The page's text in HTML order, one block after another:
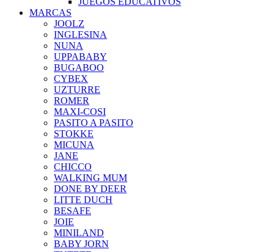
MARCAS
JOOLZ
INGLESINA
NUNA
UPPABABY
BUGABOO
CYBEX
UZTURRE
ROMER
MAXI-COSI
PASITO A PASITO
STOKKE
MICUNA
JANE
CHICCO
WALKING MUM
DONE BY DEER
LITTE DUCH
BESAFE
JOIE
MINILAND
BABY JORN